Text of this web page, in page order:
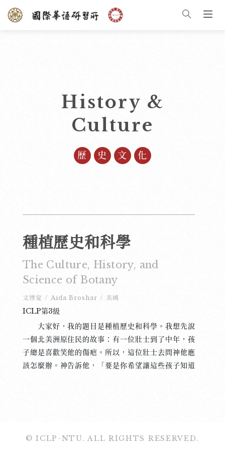
History &
Culture
歷史文化
種植歷史和科學
The Culture, History, and
Science of Botany
文博愛 / Aida Broshar / 美國
ICLP第3級
大家好，我的題目是種植歷史和科學。我想先說
一個北美洲原住民的故事：有一位壯士到了中年，孩
子總是喜歡笑他的傷疤。所以，這位壯士去問神他應
該怎麼辦。神告訴他，「要是你希望讓這些孩子知道
也出現了。每次傷疤裂開的時候，他就對那些孩子談
© ICLP-NTU. ALL RIGHTS RESERVED.